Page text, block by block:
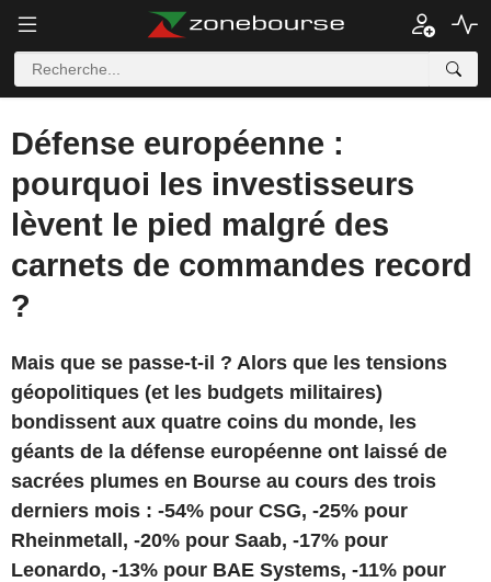
Défense européenne :
pourquoi les investisseurs
lèvent le pied malgré des
carnets de commandes record
?
Mais que se passe-t-il ? Alors que les tensions
géopolitiques (et les budgets militaires)
bondissent aux quatre coins du monde, les
géants de la défense européenne ont laissé de
sacrées plumes en Bourse au cours des trois
derniers mois : -54% pour CSG, -25% pour
Rheinmetall, -20% pour Saab, -17% pour
Leonardo, -13% pour BAE Systems, -11% pour